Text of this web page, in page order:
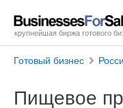
крупнейшая биржа готового
Готовый бизнес
Пищевое